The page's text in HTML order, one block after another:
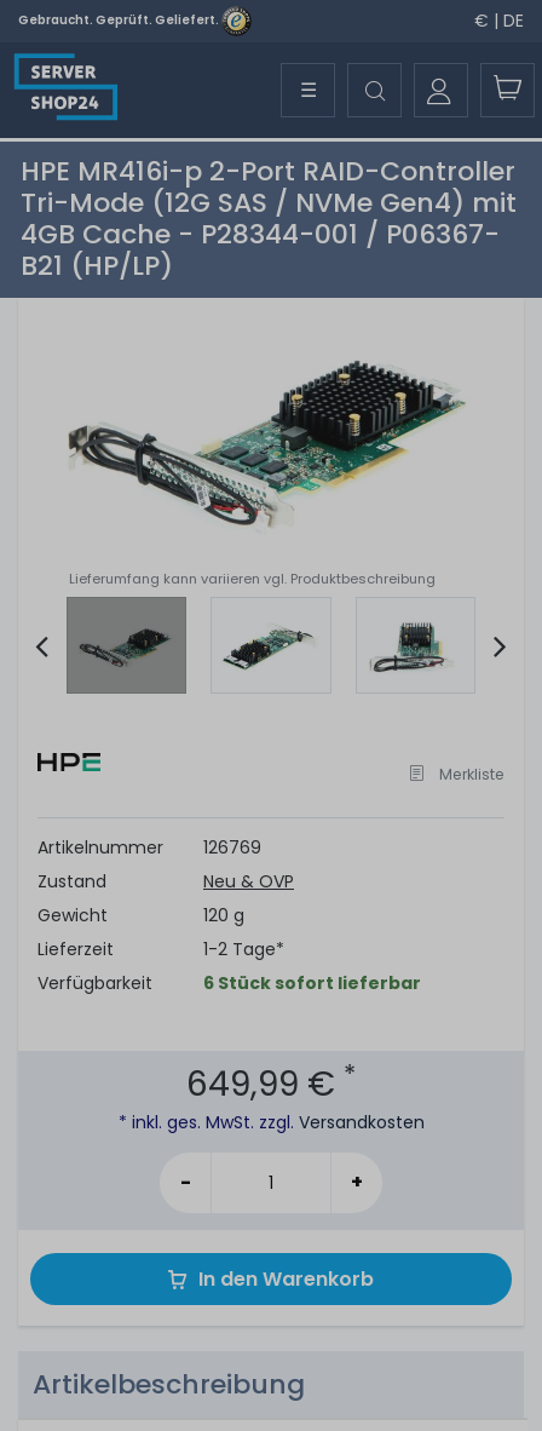
Gebraucht. Geprüft. Geliefert. € | DE
☰
HPE MR416i-p 2-Port RAID-Controller
Tri-Mode (12G SAS / NVMe Gen4) mit
4GB Cache - P28344-001 / P06367-
B21 (HP/LP)
Lieferumfang kann variieren vgl. Produktbeschreibung
of
Merkliste
Artikelnummer
126769
Zustand
Neu & OVP
Gewicht
120 g
Lieferzeit
1-2 Tage*
Verfügbarkeit
6 Stück sofort lieferbar
649,99 € *
* inkl. ges. MwSt. zzgl. Versandkosten
- +
In den Warenkorb
Artikelbeschreibung